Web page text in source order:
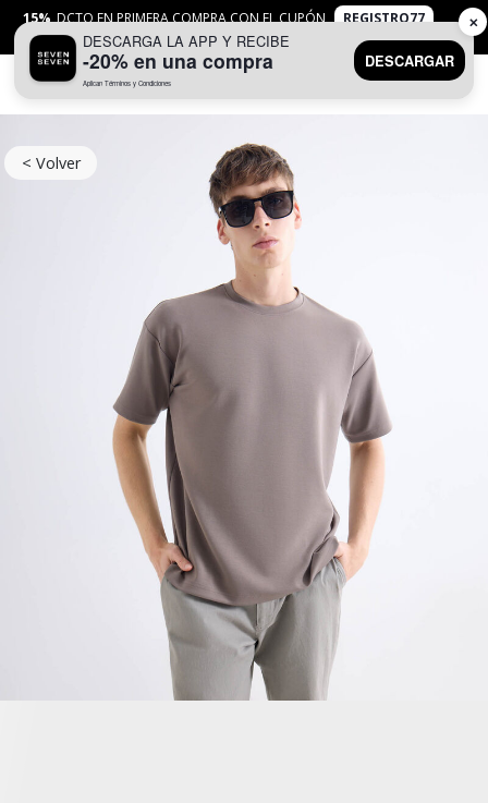
15% DCTO EN PRIMERA COMPRA CON EL CUPÓN
REGISTRO77
APLICANTYC
< Volver
DESCARGA LA APP Y RECIBE
-20% en una compra
Aplican Términos y Condiciones
DESCARGAR
✕